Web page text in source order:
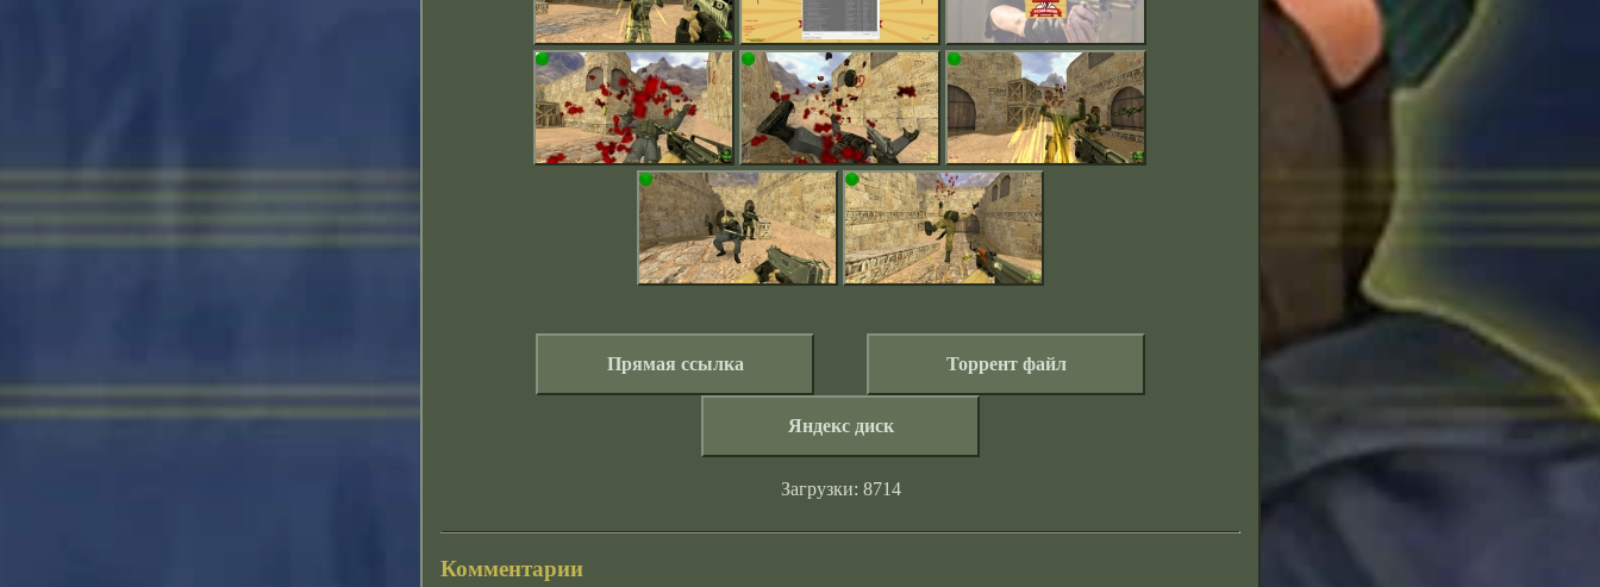
Прямая ссылка Торрент файл
Яндекс диск
Загрузки: 8714
Комментарии